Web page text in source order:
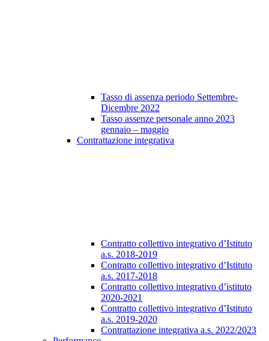
Tasso di assenza periodo Settembre-
Dicembre 2022
Tasso assenze personale anno 2023
gennaio – maggio
Contrattazione integrativa
Contratto collettivo integrativo d’Istituto
a.s. 2018-2019
Contratto collettivo integrativo d’Istituto
a.s. 2017-2018
Contratto collettivo integrativo d’istituto
2020-2021
Contratto collettivo integrativo d’Istituto
a.s. 2019-2020
Contrattazione integrativa a.s. 2022/2023